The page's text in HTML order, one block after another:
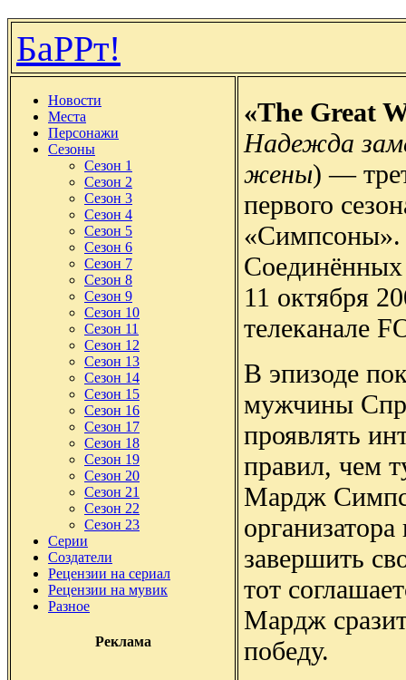
БаРРт!
Новости
Места
Персонажи
Сезоны
Сезон 1
Сезон 2
Сезон 3
Сезон 4
Сезон 5
Сезон 6
Сезон 7
Сезон 8
Сезон 9
Сезон 10
Сезон 11
Сезон 12
Сезон 13
Сезон 14
Сезон 15
Сезон 16
Сезон 17
Сезон 18
Сезон 19
Сезон 20
Сезон 21
Сезон 22
Сезон 23
Серии
Создатели
Рецензии на сериал
Рецензии на мувик
Разное
Реклама
«The Great
Надежда
жены) —
первого
«Симпсоны».
Соединённых
11 октября
телеканале
В эпизоде
мужчины
проявлять
правил, чем
Мардж
завершить
тот
Мардж
победу.